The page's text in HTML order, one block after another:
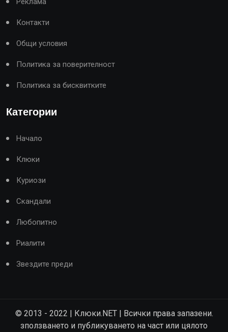
Контакти
Общи условия
Политика за поверителност
Политика за бисквитките
Категории
Начало
Клюки
Куриози
Скандали
Любопитно
Риалити
Звездите преди
© 2013 - 2022 | Клюки.NET | Всички права запазени.
зползването и публикуването на част или цялото